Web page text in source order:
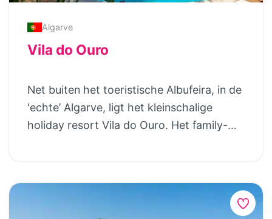
Algarve
Vila do Ouro
Net buiten het toeristische Albufeira, in de
‘echte’ Algarve, ligt het kleinschalige
holiday resort Vila do Ouro. Het family-